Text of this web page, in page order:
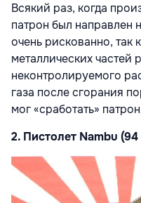
Всякий раз, когда
патрон был направлен
очень рискованно, так
металлических частей
неконтролируемого
газа после сгорания
мог «сработать»
2. Пистолет Nambu